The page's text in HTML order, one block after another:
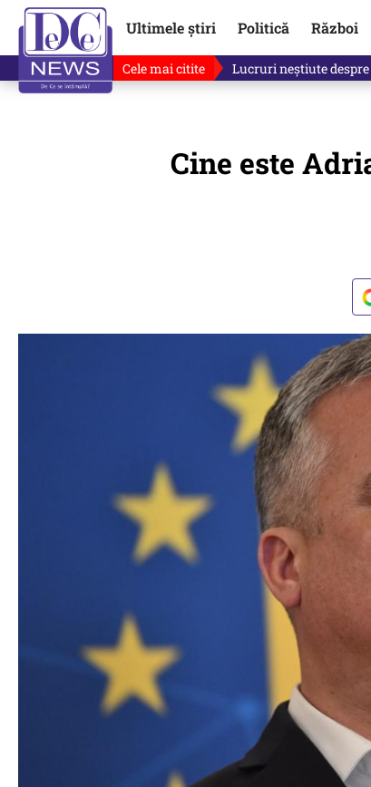
Ultimele știri Politică Război
Cele mai citite Lucruri neștiute
Cine este